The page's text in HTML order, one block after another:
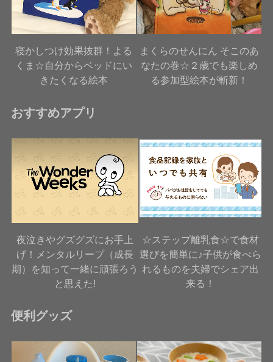
寝かしつけ効果抜群！よる
くま☆自分からベッドにい
きたくなる絵本
まくらのせんにん そこのあ
なたの巻☆２歳でも楽しめ
る参加型絵本が斬新！
おすすめアプリ
夜泣きやグズグズにお手上
げ！メンタルリープ（成長
期）を知って一緒に頑張ろう
と思えた!
☆ステップ離乳食☆で食材
選びを簡単に♪子供が食べら
れるものを夫婦でシェア出
来る！
便利グッズ